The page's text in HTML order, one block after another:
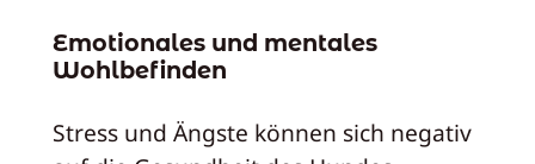
Emotionales und mentales
Wohlbefinden
Stress und Ängste können sich negativ